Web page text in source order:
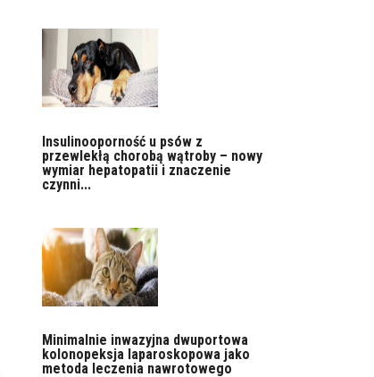
Insulinooporność u psów z
przewlekłą chorobą wątroby – nowy
wymiar hepatopatii i znaczenie
czynni...
Minimalnie inwazyjna dwuportowa
kolonopeksja laparoskopowa jako
metoda leczenia nawrotowego